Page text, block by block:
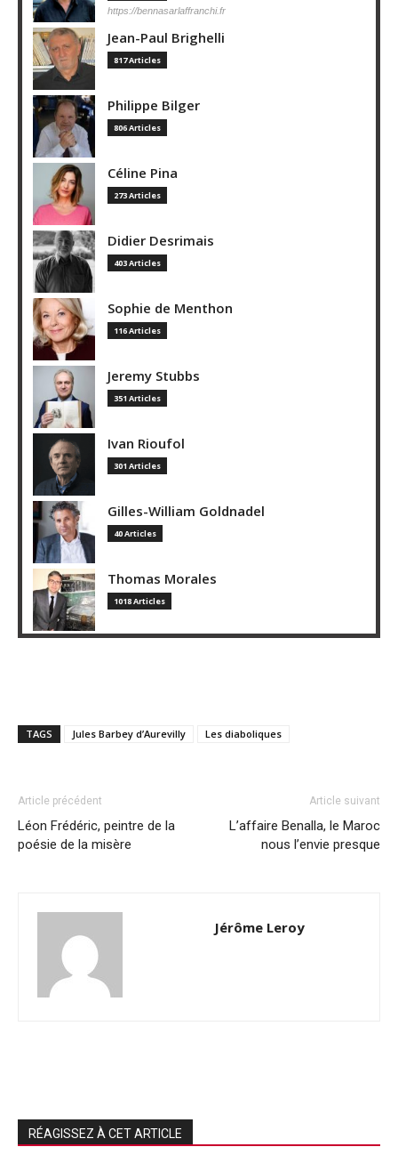
https://bennasarlaffranchi.fr
Jean-Paul Brighelli
817 Articles
Philippe Bilger
806 Articles
Céline Pina
273 Articles
Didier Desrimais
403 Articles
Sophie de Menthon
116 Articles
Jeremy Stubbs
351 Articles
Ivan Rioufol
301 Articles
Gilles-William Goldnadel
40 Articles
Thomas Morales
1018 Articles
TAGS Jules Barbey d’Aurevilly Les diaboliques
Article précédent
Léon Frédéric, peintre de la
poésie de la misère
Article suivant
L’affaire Benalla, le Maroc
nous l’envie presque
Jérôme Leroy
RÉAGISSEZ À CET ARTICLE